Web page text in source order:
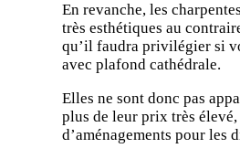
En revanche, les
très esthétiques au
qu’il faudra privilégier si
avec plafond cathédrale.
Elles ne sont donc pas
plus de leur prix très
d’aménagements pour les